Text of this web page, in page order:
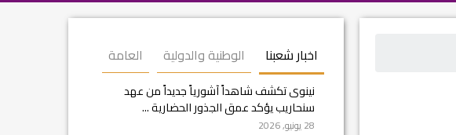
اخبار شعبنا الوطنية والدولية العامة
نينوى تكشف شاهداً آشورياً جديداً من عهد
سنحاريب يؤكد عمق الجذور الحضارية ...
28 يونيو, 2026